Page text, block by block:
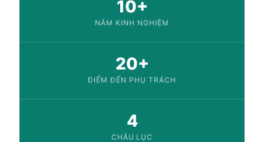
10+
NĂM KINH NGHIỆM
20+
ĐIỂM ĐẾN PHỤ TRÁCH
4
CHÂU LỤC